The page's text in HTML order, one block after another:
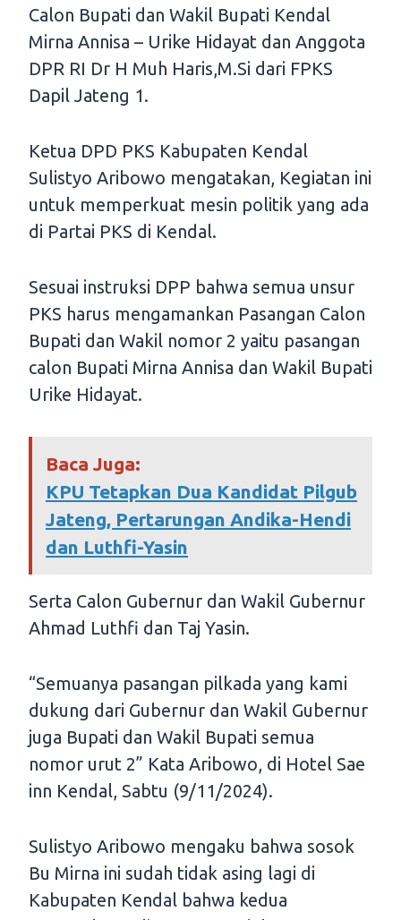
Calon Bupati dan Wakil Bupati Kendal
Mirna Annisa – Urike Hidayat dan Anggota
DPR RI Dr H Muh Haris,M.Si dari FPKS
Dapil Jateng 1.
Ketua DPD PKS Kabupaten Kendal
Sulistyo Aribowo mengatakan, Kegiatan ini
untuk memperkuat mesin politik yang ada
di Partai PKS di Kendal.
Sesuai instruksi DPP bahwa semua unsur
PKS harus mengamankan Pasangan Calon
Bupati dan Wakil nomor 2 yaitu pasangan
calon Bupati Mirna Annisa dan Wakil Bupati
Urike Hidayat.
Baca Juga:
KPU Tetapkan Dua Kandidat Pilgub
Jateng, Pertarungan Andika-Hendi
dan Luthfi-Yasin
Serta Calon Gubernur dan Wakil Gubernur
Ahmad Luthfi dan Taj Yasin.
“Semuanya pasangan pilkada yang kami
dukung dari Gubernur dan Wakil Gubernur
juga Bupati dan Wakil Bupati semua
nomor urut 2” Kata Aribowo, di Hotel Sae
inn Kendal, Sabtu (9/11/2024).
Sulistyo Aribowo mengaku bahwa sosok
Bu Mirna ini sudah tidak asing lagi di
Kabupaten Kendal bahwa kedua